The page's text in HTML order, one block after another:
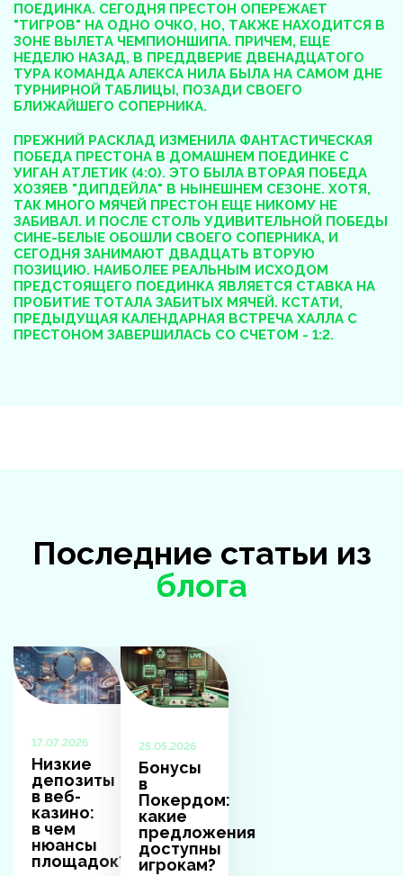
ПОЕДИНКА. СЕГОДНЯ ПРЕСТОН ОПЕРЕЖАЕТ
"ТИГРОВ" НА ОДНО ОЧКО, НО, ТАКЖЕ НАХОДИТСЯ В
ЗОНЕ ВЫЛЕТА ЧЕМПИОНШИПА. ПРИЧЕМ, ЕЩЕ
НЕДЕЛЮ НАЗАД, В ПРЕДДВЕРИЕ ДВЕНАДЦАТОГО
ТУРА КОМАНДА АЛЕКСА НИЛА БЫЛА НА САМОМ ДНЕ
ТУРНИРНОЙ ТАБЛИЦЫ, ПОЗАДИ СВОЕГО
БЛИЖАЙШЕГО СОПЕРНИКА.
ПРЕЖНИЙ РАСКЛАД ИЗМЕНИЛА ФАНТАСТИЧЕСКАЯ
ПОБЕДА ПРЕСТОНА В ДОМАШНЕМ ПОЕДИНКЕ С
УИГАН АТЛЕТИК (4:0). ЭТО БЫЛА ВТОРАЯ ПОБЕДА
ХОЗЯЕВ "ДИПДЕЙЛА" В НЫНЕШНЕМ СЕЗОНЕ. ХОТЯ,
ТАК МНОГО МЯЧЕЙ ПРЕСТОН ЕЩЕ НИКОМУ НЕ
ЗАБИВАЛ. И ПОСЛЕ СТОЛЬ УДИВИТЕЛЬНОЙ ПОБЕДЫ
СИНЕ-БЕЛЫЕ ОБОШЛИ СВОЕГО СОПЕРНИКА, И
СЕГОДНЯ ЗАНИМАЮТ ДВАДЦАТЬ ВТОРУЮ
ПОЗИЦИЮ. НАИБОЛЕЕ РЕАЛЬНЫМ ИСХОДОМ
ПРЕДСТОЯЩЕГО ПОЕДИНКА ЯВЛЯЕТСЯ СТАВКА НА
ПРОБИТИЕ ТОТАЛА ЗАБИТЫХ МЯЧЕЙ. КСТАТИ,
ПРЕДЫДУЩАЯ КАЛЕНДАРНАЯ ВСТРЕЧА ХАЛЛА С
ПРЕСТОНОМ ЗАВЕРШИЛАСЬ СО СЧЕТОМ - 1:2.
Последние статьи из
блога
17.07.2026
Низкие
депозиты
в веб-
казино:
в чем
нюансы
площадок?
25.05.2026
Бонусы
в
Покердом:
какие
предложения
доступны
игрокам?